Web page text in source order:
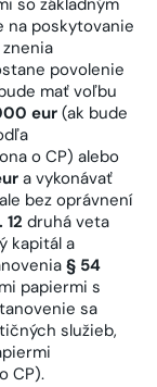
so základným
na poskytovanie
povolenie
mať voľbu
eur (ak bude
o CP) alebo
a vykonávať
bez oprávnení
druhá veta
kapitál a
§ 54
papiermi s
sa
služieb,
CP).